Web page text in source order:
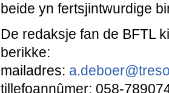
beide yn fertsjintwurdige
De redaksje fan de BFTL
berikke:
mailadres:
tillefoannûmer: 058-